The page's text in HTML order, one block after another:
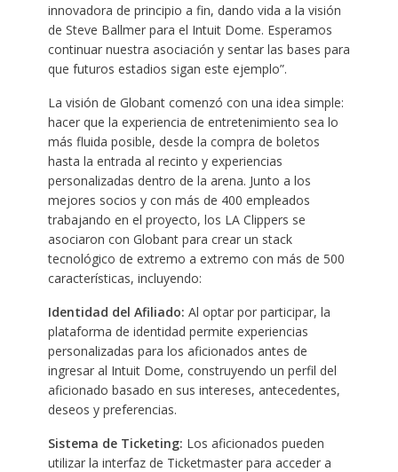
innovadora de principio a fin, dando vida a la visión
de Steve Ballmer para el Intuit Dome. Esperamos
continuar nuestra asociación y sentar las bases para
que futuros estadios sigan este ejemplo”.
La visión de Globant comenzó con una idea simple:
hacer que la experiencia de entretenimiento sea lo
más fluida posible, desde la compra de boletos
hasta la entrada al recinto y experiencias
personalizadas dentro de la arena. Junto a los
mejores socios y con más de 400 empleados
trabajando en el proyecto, los LA Clippers se
asociaron con Globant para crear un stack
tecnológico de extremo a extremo con más de 500
características, incluyendo:
Identidad del Afiliado: Al optar por participar, la
plataforma de identidad permite experiencias
personalizadas para los aficionados antes de
ingresar al Intuit Dome, construyendo un perfil del
aficionado basado en sus intereses, antecedentes,
deseos y preferencias.
Sistema de Ticketing: Los aficionados pueden
utilizar la interfaz de Ticketmaster para acceder a